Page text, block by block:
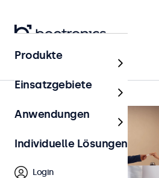
Hotel & Gastronomie
Produkte
Einsatzgebiete
Anwendungen
Individuelle Lösungen
Login